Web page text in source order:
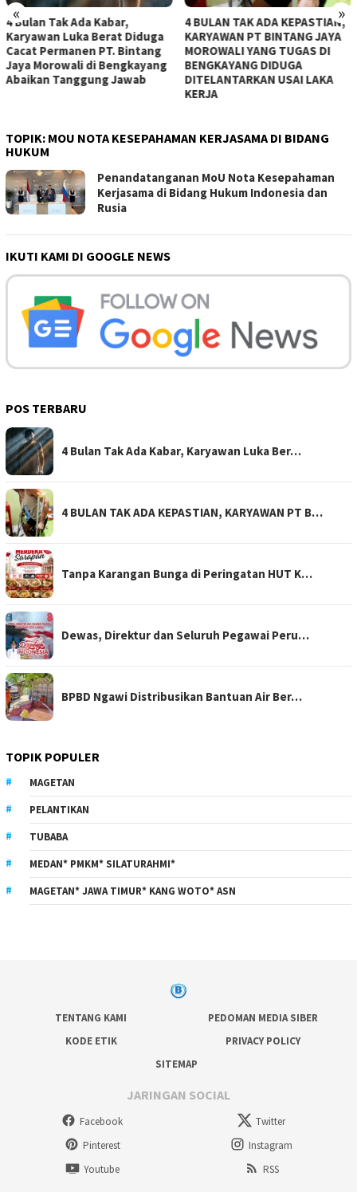
« »
4 BULAN TAK ADA KEPASTIAN,
KARYAWAN PT BINTANG JAYA
MOROWALI YANG TUGAS DI
BENGKAYANG DIDUGA
DITELANTARKAN USAI LAKA
Tanpa Karangan
Peringatan HUT Ke-81
Republik Indonesia,
Asri dan dimaknai
meningkatan
TOPIK: MOU NOTA KESEPAHAMAN KERJASAMA DI BIDANG
HUKUM
Penandatanganan MoU Nota Kesepahaman
Kerjasama di Bidang Hukum Indonesia dan
Rusia
IKUTI KAMI DI GOOGLE NEWS
POS TERBARU
4 Bulan Tak Ada Kabar, Karyawan Luka Ber…
4 BULAN TAK ADA KEPASTIAN, KARYAWAN PT B…
Tanpa Karangan Bunga di Peringatan HUT K…
Dewas, Direktur dan Seluruh Pegawai Peru…
BPBD Ngawi Distribusikan Bantuan Air Ber…
TOPIK POPULER
MAGETAN
PELANTIKAN
TUBABA
MEDAN* PMKM* SILATURAHMI*
MAGETAN* JAWA TIMUR* KANG WOTO* ASN
TENTANG KAMI
PEDOMAN MEDIA SIBER
KODE ETIK
PRIVACY POLICY
SITEMAP
JARINGAN SOCIAL
Facebook
Twitter
Pinterest
Instagram
Youtube
RSS